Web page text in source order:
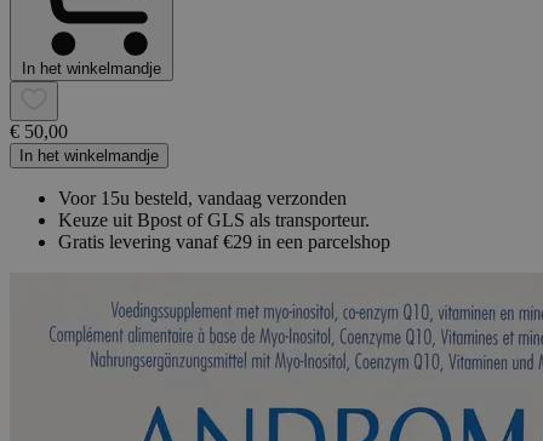
In het winkelmandje
€ 50,00
In het winkelmandje
Voor 15u besteld, vandaag verzonden
Keuze uit Bpost of GLS als transporteur.
Gratis levering vanaf €29 in een parcelshop